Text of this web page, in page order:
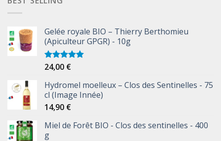
Gelée royale BIO – Thierry Berthomieu
(Apiculteur GPGR) - 10g
Note5.00
24,00 €
Hydromel moelleux – Clos des Sentinelles - 75
cl (Image Innée)
14,90 €
Miel de Forêt BIO - Clos des sentinelles - 400
g